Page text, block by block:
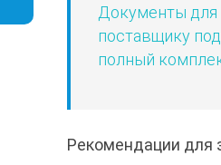
Документы для
поставщику
полный
Рекомендации для